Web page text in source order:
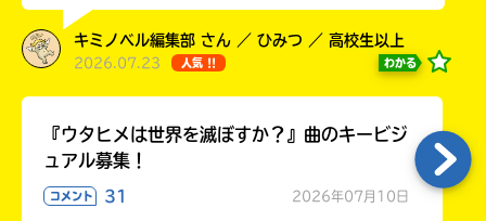
キミノベル編集部 さん ／ ひみつ ／ 高校生以上
2026.07.23 人気 !! わかる
『ウタヒメは世界を滅ぼすか？』曲のキービジ
ュアル募集！
コメント 31 2026年07月10日